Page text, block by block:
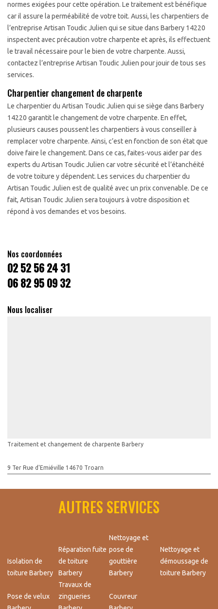
normes exigées pour cette opération. Le traitement est bénéfique
car il assure la perméabilité de votre toit. Aussi, les charpentiers de
l’entreprise Artisan Toudic Julien qui se situe dans Barbery 14220
inspectent avec précaution votre charpente et après, ils effectuent
le travail nécessaire pour le bien de votre charpente. Aussi,
contactez l’entreprise Artisan Toudic Julien pour jouir de tous ses
services.
Charpentier changement de charpente
Le charpentier du Artisan Toudic Julien qui se siège dans Barbery
14220 garantit le changement de votre charpente. En effet,
plusieurs causes poussent les charpentiers à vous conseiller à
remplacer votre charpente. Ainsi, c’est en fonction de son état que
doive faire le changement. Dans ce cas, faites-vous aider par des
experts du Artisan Toudic Julien car votre sécurité et l’étanchéité
de votre toiture y dépendent. Les services du charpentier du
Artisan Toudic Julien est de qualité avec un prix convenable. De ce
fait, Artisan Toudic Julien sera toujours à votre disposition et
répond à vos demandes et vos besoins.
Nos coordonnées
02 52 56 24 31
06 82 95 09 32
Nous localiser
Traitement et changement de charpente Barbery
9 Ter Rue d'Emiéville 14670 Troarn
AUTRES SERVICES
Isolation de
toiture Barbery
Réparation fuite
de toiture
Barbery
Nettoyage et
pose de
gouttière
Barbery
Nettoyage et
démoussage de
toiture Barbery
Pose de velux
Travaux de
zingueries
Couvreur